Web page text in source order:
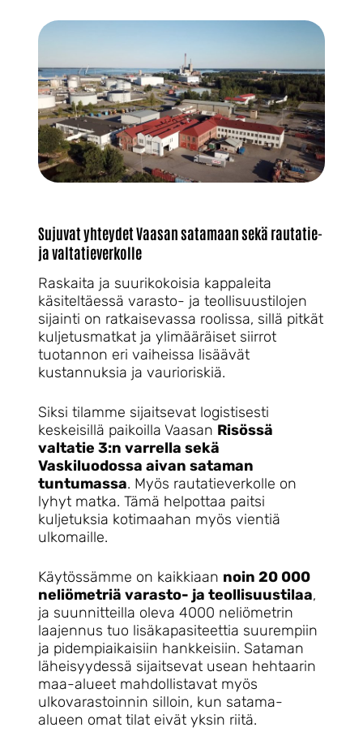
Sujuvat yhteydet Vaasan satamaan sekä rautatie-
ja valtatieverkolle
Raskaita ja suurikokoisia kappaleita
käsiteltäessä varasto- ja teollisuustilojen
sijainti on ratkaisevassa roolissa, sillä pitkät
kuljetusmatkat ja ylimääräiset siirrot
tuotannon eri vaiheissa lisäävät
kustannuksia ja vaurioriskiä.
Siksi tilamme sijaitsevat logistisesti
keskeisillä paikoilla Vaasan Risössä
valtatie 3:n varrella sekä
Vaskiluodossa aivan sataman
tuntumassa. Myös rautatieverkolle on
lyhyt matka. Tämä helpottaa paitsi
kuljetuksia kotimaahan myös vientiä
ulkomaille.
Käytössämme on kaikkiaan noin 20 000
neliömetriä varasto- ja teollisuustilaa,
ja suunnitteilla oleva 4000 neliömetrin
laajennus tuo lisäkapasiteettia suurempiin
ja pidempiaikaisiin hankkeisiin. Sataman
läheisyydessä sijaitsevat usean hehtaarin
maa-alueet mahdollistavat myös
ulkovarastoinnin silloin, kun satama-
alueen omat tilat eivät yksin riitä.